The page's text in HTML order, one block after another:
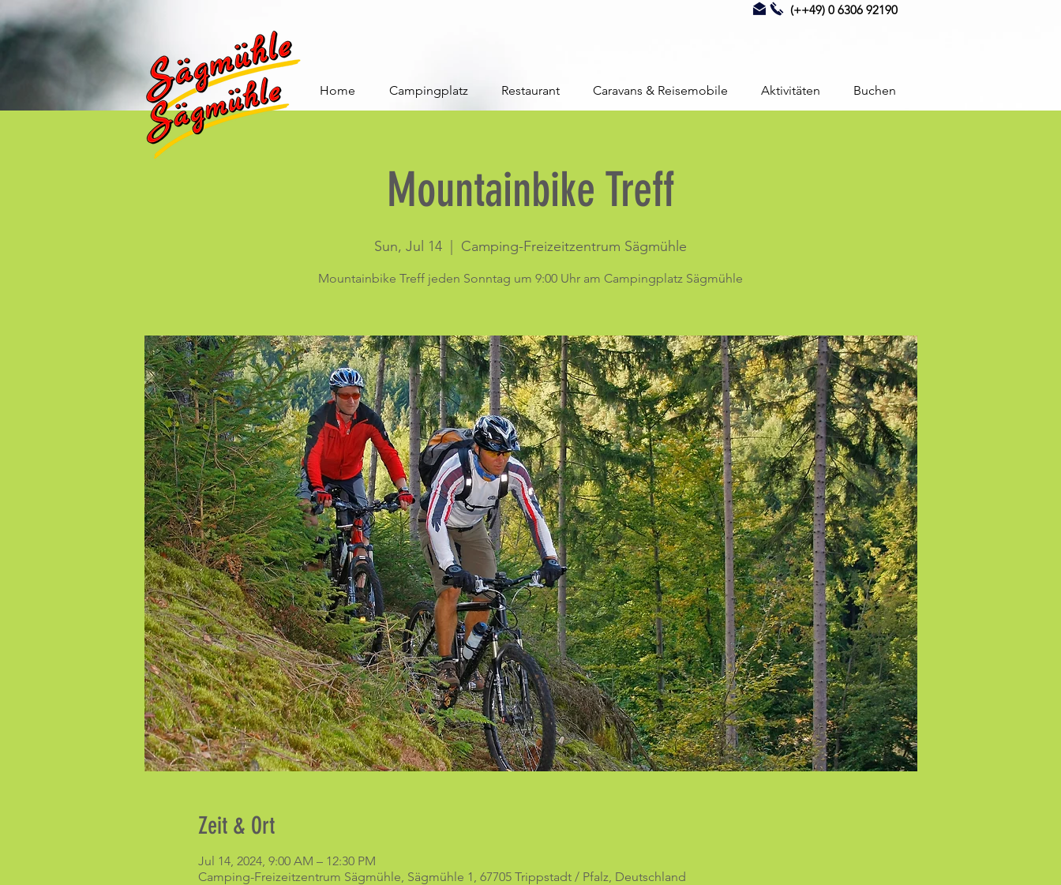
(++49) 0 6306 92190
Home Campingplatz Restaurant Caravans & Reisemobile Aktivitäten Buchen
Mountainbike Treff
Sun, Jul 14 Camping-Freizeitzentrum Sägmühle
Mountainbike Treff jeden Sonntag um 9:00 Uhr am Campingplatz Sägmühle
Zeit & Ort
Jul 14, 2024, 9:00 AM – 12:30 PM
Camping-Freizeitzentrum Sägmühle, Sägmühle 1, 67705 Trippstadt / Pfalz, Deutschland